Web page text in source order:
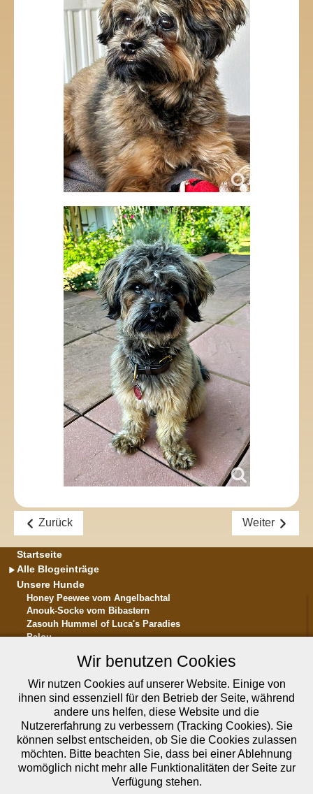
Zurück Weiter
Startseite
Alle Blogeinträge
Unsere Hunde
Honey Peewee vom Angelbachtal
Anouk-Socke vom Bibastern
Zasouh Hummel of Luca's Paradies
Balou
Die Rasse Bolonka Zwetna
Hundesalon Bibastern in Altrip
Unser Fotoalbum
Unsere Videos bei YouTube
Über uns
Kontakt
Wir bei facebook
Reico Vital-Systeme
Datenschutzerklärung
Wir benutzen Cookies
Wir nutzen Cookies auf unserer Website. Einige von
ihnen sind essenziell für den Betrieb der Seite, während
andere uns helfen, diese Website und die
Nutzererfahrung zu verbessern (Tracking Cookies). Sie
können selbst entscheiden, ob Sie die Cookies zulassen
möchten. Bitte beachten Sie, dass bei einer Ablehnung
womöglich nicht mehr alle Funktionalitäten der Seite zur
Verfügung stehen.